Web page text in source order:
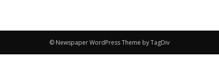
© Newspaper WordPress Theme by TagDiv